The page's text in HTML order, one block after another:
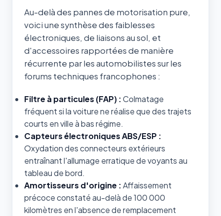
Au-delà des pannes de motorisation pure,
voici une synthèse des faiblesses
électroniques, de liaisons au sol, et
d'accessoires rapportées de manière
récurrente par les automobilistes sur les
forums techniques francophones :
Filtre à particules (FAP) :Colmatage
fréquent si la voiture ne réalise que des trajets
courts en ville à bas régime.
Capteurs électroniques ABS/ESP :
Oxydation des connecteurs extérieurs
entraînant l'allumage erratique de voyants au
tableau de bord.
Amortisseurs d'origine :Affaissement
précoce constaté au-delà de 100 000
kilomètres en l'absence de remplacement